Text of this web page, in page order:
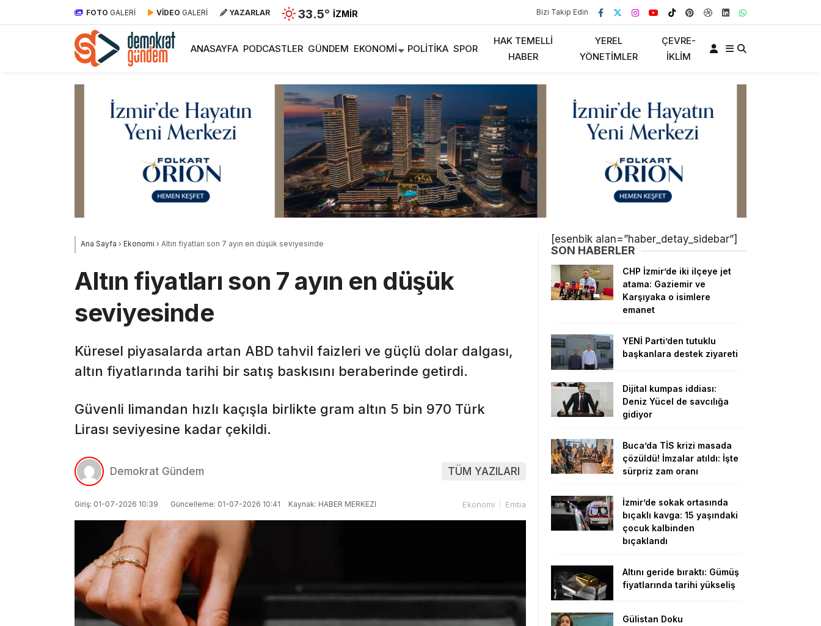
FOTO GALERİ VİDEO GALERİ YAZARLAR 33.5° İZMIR Bizi Takip Edin
ANASAYFA PODCASTLER GÜNDEM EKONOMI POLITIKA SPOR
HAK TEMELLI
HABER
YEREL
YÖNETIMLER
ÇEVRE-
İKLIM
Ana Sayfa › Ekonomi › Altın fiyatları son 7 ayın en düşük seviyesinde
Altın fiyatları son 7 ayın en düşük
seviyesinde
Küresel piyasalarda artan ABD tahvil faizleri ve güçlü dolar dalgası,
altın fiyatlarında tarihi bir satış baskısını beraberinde getirdi.
Güvenli limandan hızlı kaçışla birlikte gram altın 5 bin 970 Türk
Lirası seviyesine kadar çekildi.
Demokrat Gündem TÜM YAZILARI
Giriş: 01-07-2026 10:39 Güncelleme: 01-07-2026 10:41 Kaynak: HABER MERKEZI Ekonomi Emtia
[esenbik alan=”haber_detay_sidebar”]
SON HABERLER
CHP İzmir’de iki ilçeye jet
atama: Gaziemir ve
Karşıyaka o isimlere
emanet
YENİ Parti’den tutuklu
başkanlara destek ziyareti
Dijital kumpas iddiası:
Deniz Yücel de savcılığa
gidiyor
Buca’da TİS krizi masada
çözüldü! İmzalar atıldı: İşte
sürpriz zam oranı
İzmir’de sokak ortasında
bıçaklı kavga: 15 yaşındaki
çocuk kalbinden
bıçaklandı
Altını geride bıraktı: Gümüş
fiyatlarında tarihi yükseliş
Gülistan Doku